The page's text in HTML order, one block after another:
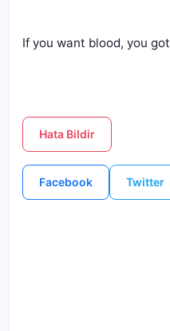
If you want blood, you
Hata Bildir
Facebook Twitter